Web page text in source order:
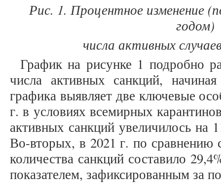
Рис. 1. Процентное изменение
годом)
числа активных
График на рисунке 1 подробно
числа активных санкций,
графика выявляет две ключевые
г. в условиях всемирных
активных санкций увеличилось на
Во-вторых, в 2021 г. по сравнению
количества санкций составило
показателем, зафиксированным за